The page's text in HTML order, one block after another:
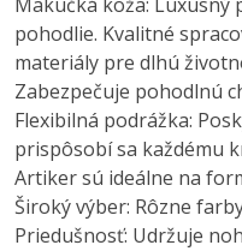
pohodlie. Kvalitné
materiály pre dlhú
Zabezpečuje pohodlnú
Flexibilná podrážka:
prispôsobí sa každému
Artiker sú ideálne na
Široký výber: Rôzne
Priedušnosť: Udržuje